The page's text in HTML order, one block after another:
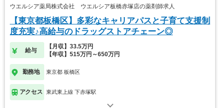
ウエルシア薬局株式会社 ウエルシア板橋赤塚店の薬剤師求人
【東京都板橋区】多彩なキャリアパスと子育て支援制
度充実♪高給与のドラッグストアチェーン◎
給与
【月収】33.5万円
【年収】515万円～650万円
勤務地 東京都 板橋区
アクセス 東武東上線 下赤塚駅